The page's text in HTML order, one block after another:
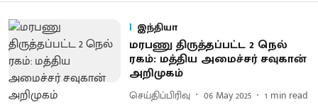
இந்தியா
மரபணு திருத்தப்பட்ட 2 நெல்
ரகம்: மத்திய அமைச்சர் சவுகான்
அறிமுகம்
செய்திப்பிரிவு 06 May 2025 1 min read